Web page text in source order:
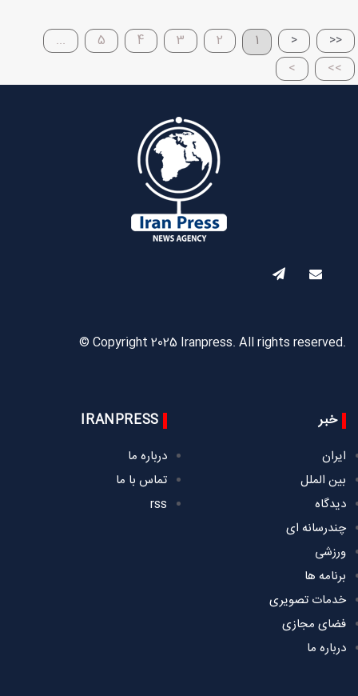
<<
<
1
2
3
4
5
...
>
>>
© Copyright 2025 Iranpress. All rights reserved.
خبر
ایران
بین الملل
دیدگاه
چندرسانه ای
ورزشی
برنامه ها
خدمات تصویری
فضای مجازی
درباره ما
IRANPRESS
درباره ما
تماس با ما
rss